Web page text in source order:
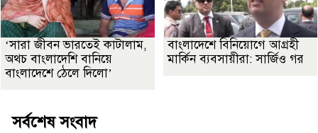
‘সারা জীবন ভারতেই কাটালাম,
অথচ বাংলাদেশি বানিয়ে
বাংলাদেশে ঠেলে দিলো’
বাংলাদেশে বিনিয়োগে আগ্রহী
মার্কিন ব্যবসায়ীরা: সার্জিও গর
সর্বশেষ সংবাদ